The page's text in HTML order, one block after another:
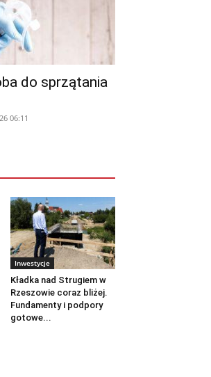
do sprzątania
06:11
Inwestycje
Kładka nad Strugiem w
Rzeszowie coraz bliżej.
Fundamenty i podpory
gotowe...